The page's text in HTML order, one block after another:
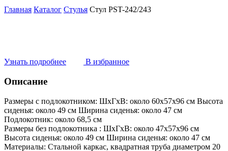
Главная Каталог Стулья Стул PST-242/243
Узнать подробнее В избранное
Описание
Размеры с подлокотником: ШxГxВ: около 60x57x96 см Высота
сиденья: около 49 см Ширина сиденья: около 47 см
Подлокотник: около 68,5 см
Размеры без подлокотника : ШxГxВ: около 47x57x96 см
Высота сиденья: около 49 см Ширина сиденья: около 47 см
Материалы: Стальной каркас, квадратная труба диаметром 20